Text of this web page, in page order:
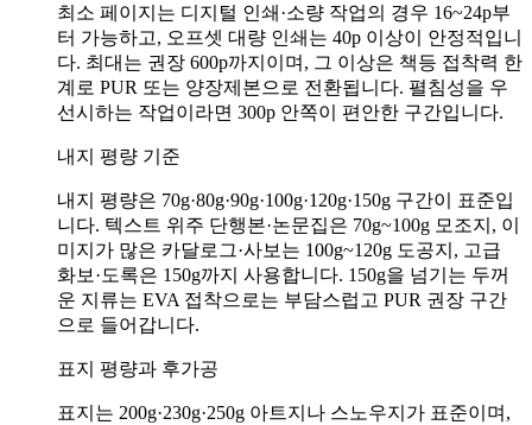
최소 페이지는 디지털 인쇄·소량 작업의 경우 16~24p부
터 가능하고, 오프셋 대량 인쇄는 40p 이상이 안정적입니
다. 최대는 권장 600p까지이며, 그 이상은 책등 접착력 한
계로 PUR 또는 양장제본으로 전환됩니다. 펼침성을 우
선시하는 작업이라면 300p 안쪽이 편안한 구간입니다.
내지 평량 기준
내지 평량은 70g·80g·90g·100g·120g·150g 구간이 표준입
니다. 텍스트 위주 단행본·논문집은 70g~100g 모조지, 이
미지가 많은 카달로그·사보는 100g~120g 도공지, 고급
화보·도록은 150g까지 사용합니다. 150g을 넘기는 두꺼
운 지류는 EVA 접착으로는 부담스럽고 PUR 권장 구간
으로 들어갑니다.
표지 평량과 후가공
표지는 200g·230g·250g 아트지나 스노우지가 표준이며,